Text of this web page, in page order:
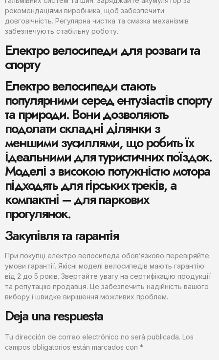
рекомендаціями виробника, щоб забезпечити
довговічність. Регулярна чистка та смазка механізмів
забезпечують стабільну роботу.
Електро велосипеди для розваги та
спорту
Електро велосипеди стають
популярними серед ентузіастів спорту
та природи. Вони дозволяють
подолати складні ділянки з
меншими зусиллями, що робить їх
ідеальними для туристичних поїздок.
Моделі з високою потужністю мотора
підходять для гірських треків, а
компактні – для паркових
прогулянок.
Закупівля та гарантія
При покупці електро велосипеда обов’язково перевіряйте
умови гарантії. Якісні моделі велосипедів мають гарантію
від 2 до 5 років. Звертайте увагу на сертифікацію продукції
та репутацію продавця. Це забезпечить надійність вашого
вибору і швидке вирішення можливих проблем.
Deja una respuesta
Tu dirección de correo electrónico no será publicada. Los
campos obligatorios están marcados con *